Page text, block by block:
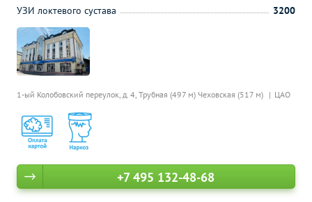
1-ый Колобовский переулок, д. 4, Трубная (497 м) Чеховская (517 м) ЦАО
УЗИ локтевого сустава
3200
+7 495 132-48-68